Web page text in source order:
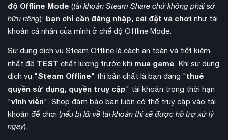
Về mặt đồ họa, game ứng dụng công nghệLumen và
Nanitetạo nên hệ thống ánh sáng động và chi tiết cực cao.
Mọi yếu tố từ nước đến thực vật đều có tính tương tác cao,
độ Offline Mode (tài khoản Steam Share chứ không phải sở
hữu riêng); bạn chỉ cần đăng nhập, cài đặt và chơi như tài
khoản cá nhân của mình ở chế độ Offline Mode.
Sử dụng dịch vụ Steam Offline là cách an toàn và tiết kiệm
nhất để TEST chất lượng trước khi mua game. Khi sử dụng
dịch vụ "Steam Offline" thì bản chất là bạn đang "thuê
quyền sử dụng, quyền truy cập" tài khoản trong thời hạn
"vĩnh viễn". Shop đảm bảo bạn luôn có thể truy cập vào tài
khoản để chơi (nếu bị lỗi về tài khoản thì sẽ được hỗ trợ xử lý
ngay).